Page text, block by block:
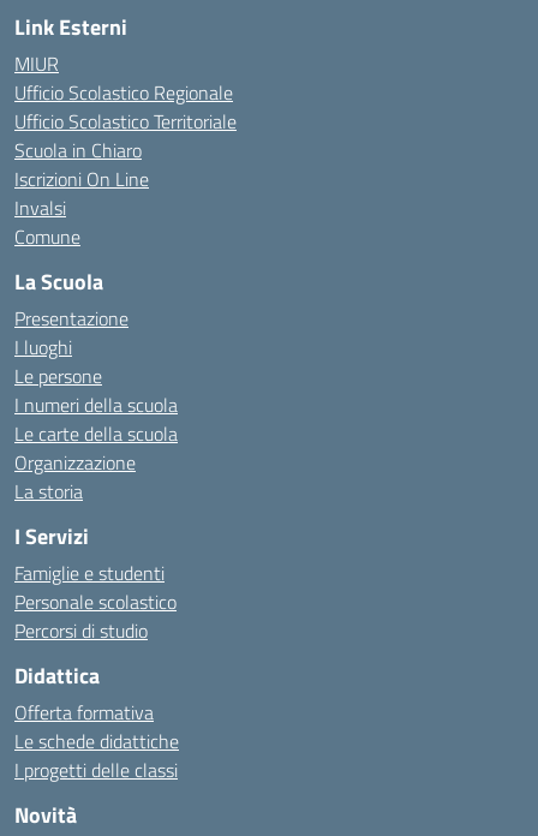
Link Esterni
MIUR
Ufficio Scolastico Regionale
Ufficio Scolastico Territoriale
Scuola in Chiaro
Iscrizioni On Line
Invalsi
Comune
La Scuola
Presentazione
I luoghi
Le persone
I numeri della scuola
Le carte della scuola
Organizzazione
La storia
I Servizi
Famiglie e studenti
Personale scolastico
Percorsi di studio
Didattica
Offerta formativa
Le schede didattiche
I progetti delle classi
Novità